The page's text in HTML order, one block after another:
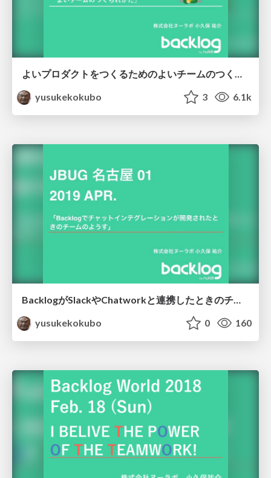
よいプロダクトをつくるためのよいチームのつくられかた
yusukekokubo
3 6.1k
BacklogがSlackやChatworkと連携したときのチームのようす
yusukekokubo
0 160